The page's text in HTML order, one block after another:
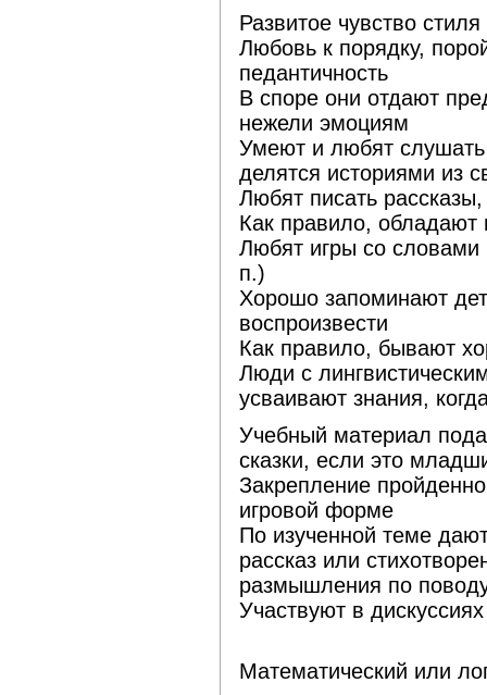
Развитое чувство
Любовь к порядку,
педантичность
В споре они отдают
нежели эмоциям
Умеют и любят слушать
делятся историями из
Любят писать
Как правило, обладают
Любят игры со
п.)
Хорошо запоминают
воспроизвести
Как правило, бывают
Люди с
усваивают знания,
Учебный материал
сказки, если это
Закрепление
игровой форме
По изученной теме
рассказ или
размышления по
Участвуют в дискуссиях
Математический или